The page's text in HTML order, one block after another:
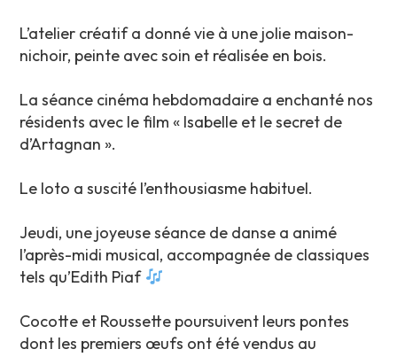
L’atelier créatif a donné vie à une jolie maison-
nichoir, peinte avec soin et réalisée en bois.
La séance cinéma hebdomadaire a enchanté nos
résidents avec le film « Isabelle et le secret de
d’Artagnan ».
Le loto a suscité l’enthousiasme habituel.
Jeudi, une joyeuse séance de danse a animé
l’après-midi musical, accompagnée de classiques
tels qu’Edith Piaf
Cocotte et Roussette poursuivent leurs pontes
dont les premiers œufs ont été vendus au